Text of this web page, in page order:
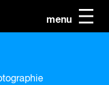
menu